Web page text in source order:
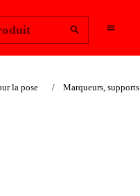
la pose Marqueurs,